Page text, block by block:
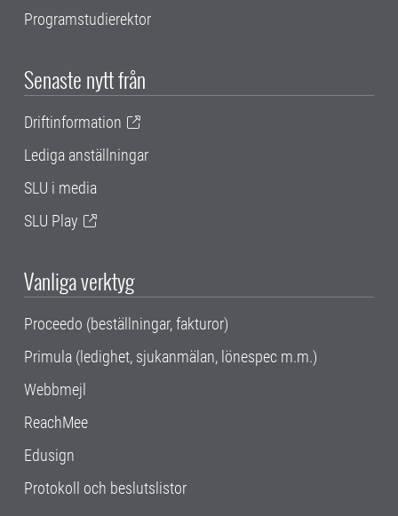
Programstudierektor
Senaste nytt från
Driftinformation
Lediga anställningar
SLU i media
SLU Play
Vanliga verktyg
Proceedo (beställningar, fakturor)
Primula (ledighet, sjukanmälan, lönespec m.m.)
Webbmejl
ReachMee
Edusign
Protokoll och beslutslistor